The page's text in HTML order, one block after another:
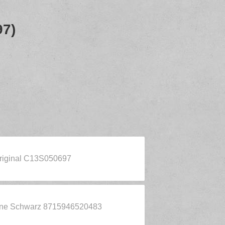
C13S050697
Schwarz 8715946520483